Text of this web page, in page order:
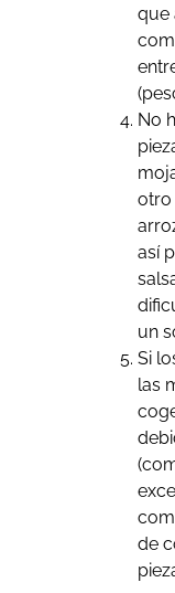
que
No
otro
así
un
Si
las
de